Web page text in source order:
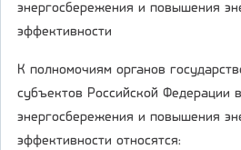
энергосбережения и повышения
эффективности
К полномочиям органов
субъектов Российской Федерации
энергосбережения и повышения
эффективности относятся: